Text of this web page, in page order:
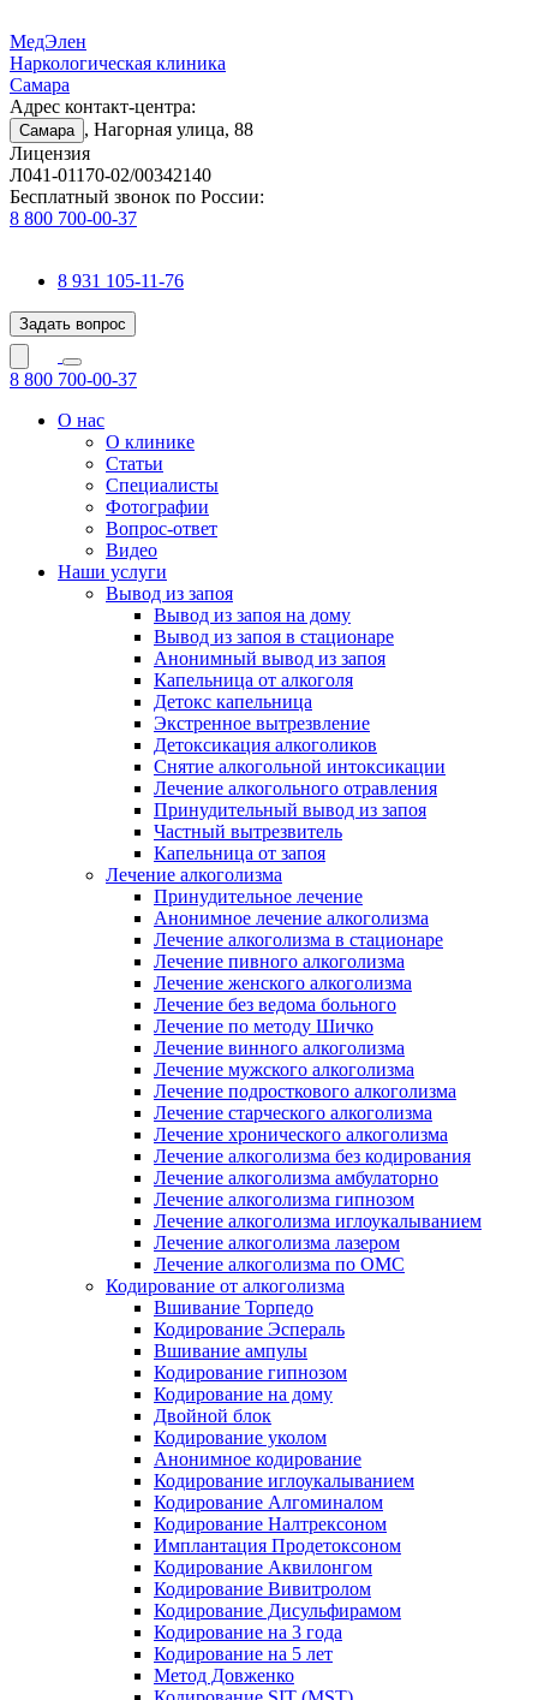
МедЭлен
Наркологическая клиника
Самара
Адрес контакт-центра:
Самара , Нагорная улица, 88
Лицензия
Л041-01170-02/00342140
Бесплатный звонок по России:
8 800 700-00-37
8 931 105-11-76
Задать вопрос
8 800 700-00-37
О нас
О клинике
Статьи
Специалисты
Фотографии
Вопрос-ответ
Видео
Наши услуги
Вывод из запоя
Вывод из запоя на дому
Вывод из запоя в стационаре
Анонимный вывод из запоя
Капельница от алкоголя
Детокс капельница
Экстренное вытрезвление
Детоксикация алкоголиков
Снятие алкогольной интоксикации
Лечение алкогольного отравления
Принудительный вывод из запоя
Частный вытрезвитель
Капельница от запоя
Лечение алкоголизма
Принудительное лечение
Анонимное лечение алкоголизма
Лечение алкоголизма в стационаре
Лечение пивного алкоголизма
Лечение женского алкоголизма
Лечение без ведома больного
Лечение по методу Шичко
Лечение винного алкоголизма
Лечение мужского алкоголизма
Лечение подросткового алкоголизма
Лечение старческого алкоголизма
Лечение хронического алкоголизма
Лечение алкоголизма без кодирования
Лечение алкоголизма амбулаторно
Лечение алкоголизма гипнозом
Лечение алкоголизма иглоукалыванием
Лечение алкоголизма лазером
Лечение алкоголизма по ОМС
Кодирование от алкоголизма
Вшивание Торпедо
Кодирование Эспераль
Вшивание ампулы
Кодирование гипнозом
Кодирование на дому
Двойной блок
Кодирование уколом
Анонимное кодирование
Кодирование иглоукалыванием
Кодирование Алгоминалом
Кодирование Налтрексоном
Имплантация Продетоксоном
Кодирование Аквилонгом
Кодирование Вивитролом
Кодирование Дисульфирамом
Кодирование на 3 года
Кодирование на 5 лет
Метод Довженко